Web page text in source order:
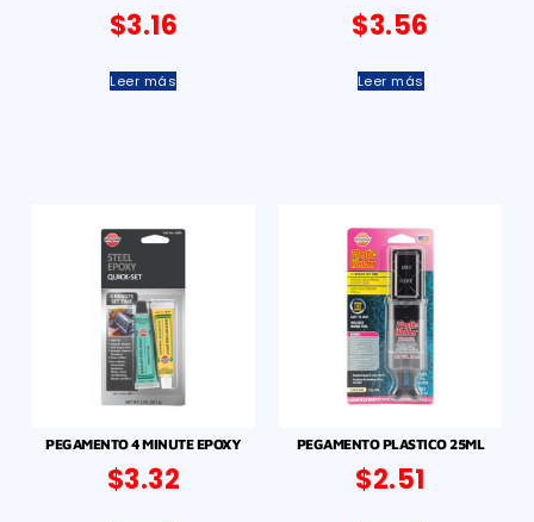
$3.16
Leer más
$3.56
Leer más
PEGAMENTO 4 MINUTE EPOXY
$3.32
PEGAMENTO PLASTICO 25ML
$2.51